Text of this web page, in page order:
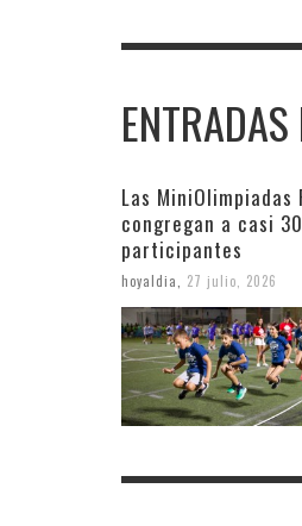
Las MiniOlimpiadas
congregan a casi
participantes
hoyaldia 27 julio, 2026